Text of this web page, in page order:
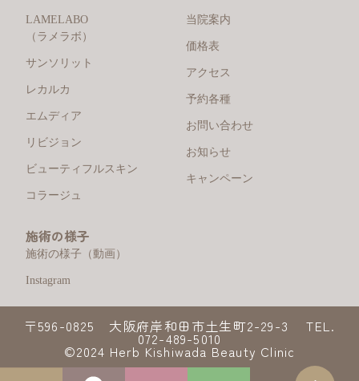
LAMELABO
（ラメラボ）
サンソリット
レカルカ
エムディア
リビジョン
ビューティフルスキン
コラージュ
当院案内
価格表
アクセス
予約各種
お問い合わせ
お知らせ
キャンペーン
施術の様子
施術の様子（動画）
Instagram
〒596-0825 大阪府岸和田市土生町2-29-3 TEL.
072-489-5010
©2024 Herb Kishiwada Beauty Clinic